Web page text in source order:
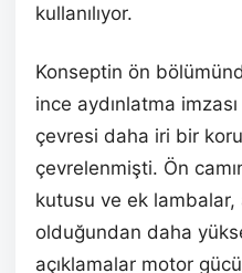
kullanılıyor.
Konseptin ön
ince aydınlatma
çevresi daha iri bir
çevrelenmişti. Ön
kutusu ve ek lambalar,
olduğundan daha
açıklamalar motor